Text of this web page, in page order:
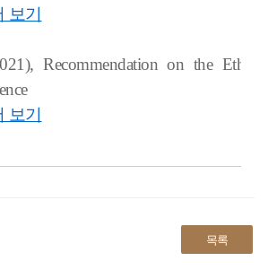
보기
Recommendation on the
보기
목록